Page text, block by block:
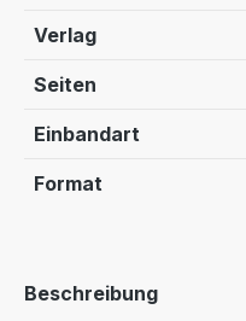
Verlag
Seiten
Einbandart
Format
Beschreibung